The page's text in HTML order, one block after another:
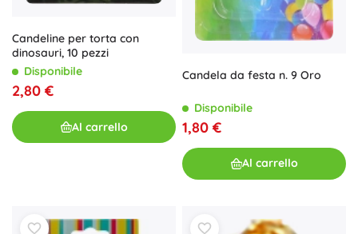
Candeline per torta con
dinosauri, 10 pezzi
Disponibile
2,80 €
Al carrello
Candela da festa n. 9 Oro
Disponibile
1,80 €
Al carrello